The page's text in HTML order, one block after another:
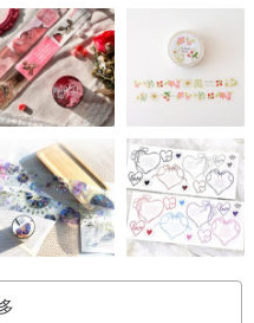
字样分别取成 federal
以分别着用一侧，
的 隐谕对戒 概念！
的环节，
出发点。
然视觉造形感强烈、
又少了份量感。
经验显示这是长时间配戴